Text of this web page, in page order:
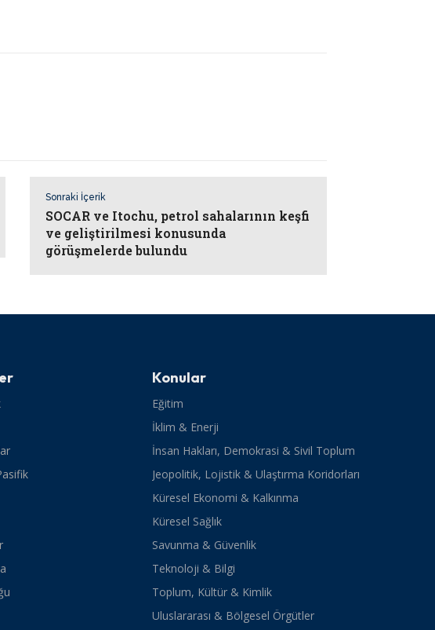
Sonraki İçerik
SOCAR ve Itochu, petrol sahalarının keşfi
ve geliştirilmesi konusunda
görüşmelerde bulundu
Konular
Eğitim
İklim & Enerji
İnsan Hakları, Demokrasi & Sivil Toplum
Jeopolitik, Lojistik & Ulaştırma Koridorları
Küresel Ekonomi & Kalkınma
Küresel Sağlık
Savunma & Güvenlik
Teknoloji & Bilgi
Toplum, Kültür & Kimlik
Uluslararası & Bölgesel Örgütler